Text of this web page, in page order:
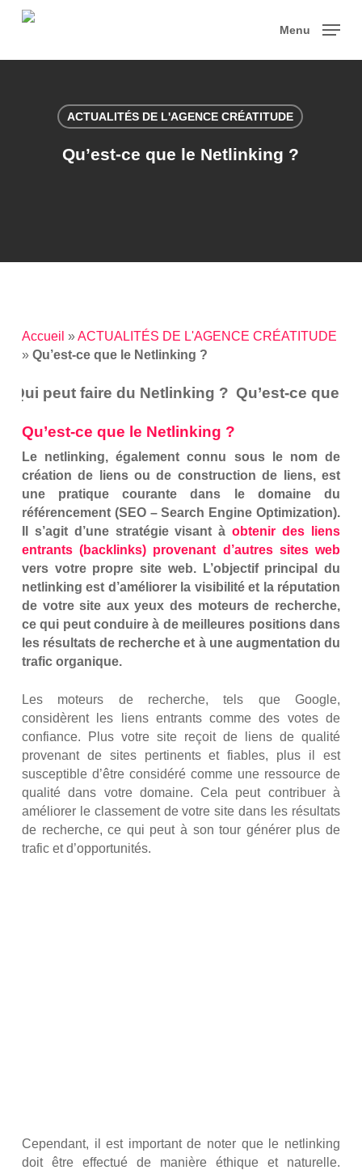
Skip
content
Menu
ACTUALITÉS DE L'AGENCE CRÉATITUDE
Qu’est-ce que le Netlinking ?
Accueil »ACTUALITÉS DE L'AGENCE CRÉATITUDE
» Qu’est-ce que le Netlinking ?
peut faire du Netlinking ? Qu’est-ce que
Qu’est-ce que le Netlinking ?
Le netlinking, également connu sous le nom de
création de liens ou de construction de liens, est
une pratique courante dans le domaine du
référencement (SEO – Search Engine Optimization).
Il s’agit d’une stratégie visant àobtenir des liens
entrants (backlinks) provenant d’autres sites web
vers votre propre site web. L’objectif principal du
netlinking est d’améliorer la visibilité et la réputation
de votre site aux yeux des moteurs de recherche,
ce qui peut conduire à de meilleures positions dans
les résultats de recherche et à une augmentation du
trafic organique.
Les moteurs de recherche, tels que Google,
considèrent les liens entrants comme des votes de
confiance. Plus votre site reçoit de liens de qualité
provenant de sites pertinents et fiables, plus il est
susceptible d’être considéré comme une ressource de
qualité dans votre domaine. Cela peut contribuer à
améliorer le classement de votre site dans les résultats
de recherche, ce qui peut à son tour générer plus de
trafic et d’opportunités.
Cependant, il est important de noter que le netlinking
doit être effectué de manière éthique et naturelle.